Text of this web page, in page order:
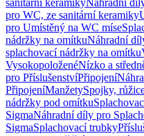
sanitární keramikyNáhradní
pro WC, ze sanitární keramiky
pro Umístěný na WC míse
nádržky na omítkuNáhradní
splachovací nádržky na omítku
VysokopoloženéNízko a
pro PříslušenstvíPřipojení
PřipojeníManžetySpojky,
nádržky pod omítku
SigmaNáhradní díly pro
SigmaSplachovací trubky